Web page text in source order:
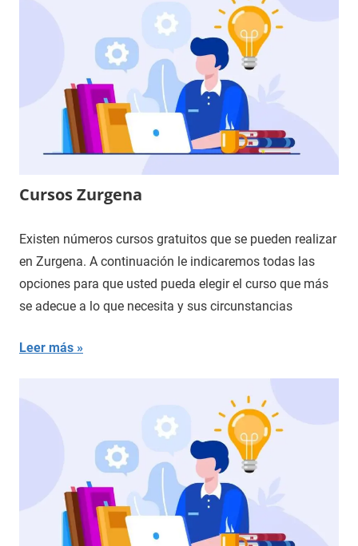
Cursos Zurgena
Existen números cursos gratuitos que se pueden realizar
en Zurgena. A continuación le indicaremos todas las
opciones para que usted pueda elegir el curso que más
se adecue a lo que necesita y sus circunstancias
Leer más